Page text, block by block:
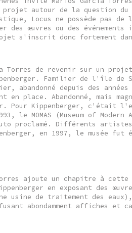
autour de la question du
Locus ne possède pas
des œuvres ou des
s'inscrit donc fortement
Torres de revenir sur un projet
Familier de l'île de
abandonné depuis des
place. Abandonné, mais
Pour Kippenberger, c'était
le MOMAS (Museum of
proclamé. Différents
en 1997, le musée fut
ajoute un chapitre à
en exposant des
usine de traitement des
abondamment affiches et